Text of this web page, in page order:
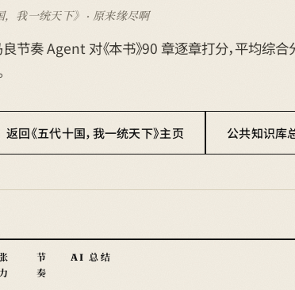
，我一统天下》 · 原来缘尽啊
节奏 Agent 对《本书》90 章逐章打分，平均综合
返回《五代十国，我一统天下》主页 公共知识库
力
节
奏
AI 总结